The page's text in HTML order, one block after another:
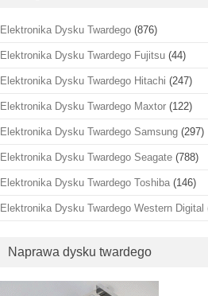
Elektronika Dysku Twardego (876)
Elektronika Dysku Twardego Fujitsu (44)
Elektronika Dysku Twardego Hitachi (247)
Elektronika Dysku Twardego Maxtor (122)
Elektronika Dysku Twardego Samsung (297)
Elektronika Dysku Twardego Seagate (788)
Elektronika Dysku Twardego Toshiba (146)
Elektronika Dysku Twardego Western Digital
Naprawa dysku twardego